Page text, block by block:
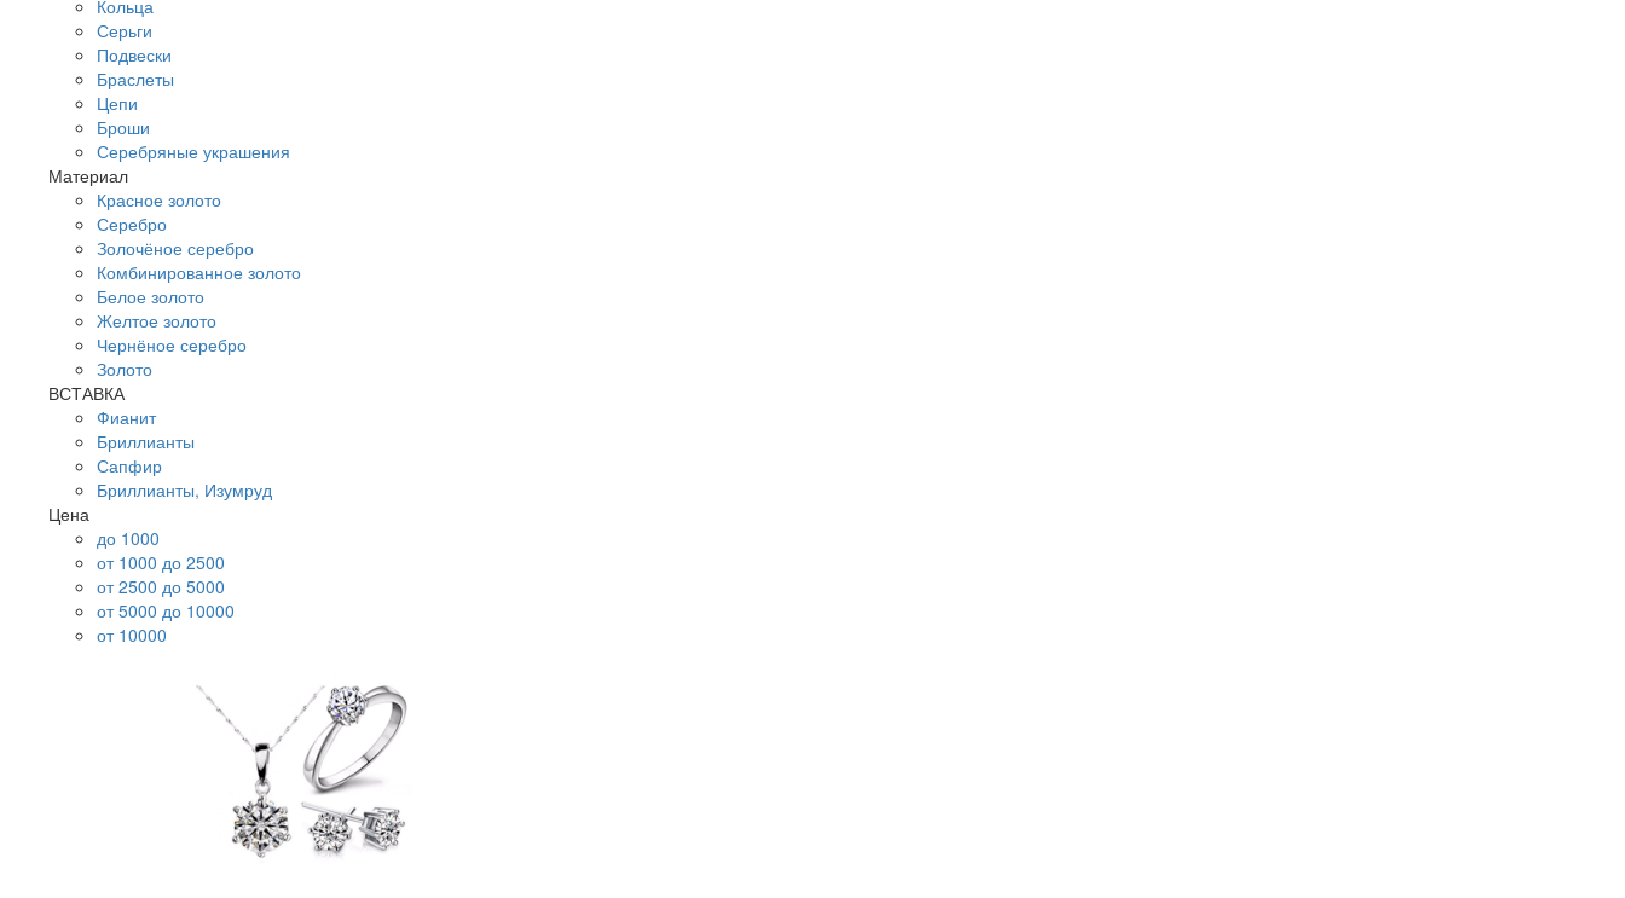
Кольца
Серьги
Подвески
Браслеты
Цепи
Броши
Серебряные украшения
Материал
Красное золото
Серебро
Золочёное серебро
Комбинированное золото
Белое золото
Желтое золото
Чернёное серебро
Золото
ВСТАВКА
Фианит
Бриллианты
Сапфир
Бриллианты, Изумруд
Цена
до 1000
от 1000 до 2500
от 2500 до 5000
от 5000 до 10000
от 10000